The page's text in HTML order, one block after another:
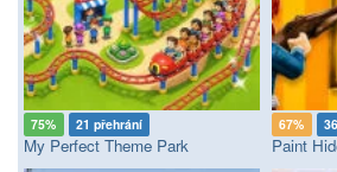
75% 21 přehrání
My Perfect Theme Park
67%
Paint